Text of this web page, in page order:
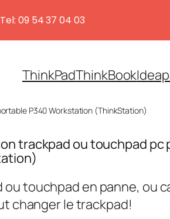
ThinkPadThinkBook
P340 Workstation (ThinkStation)
trackpad ou touchpad
ou touchpad en panne, ou
changer le trackpad!
09 54 37 04 03